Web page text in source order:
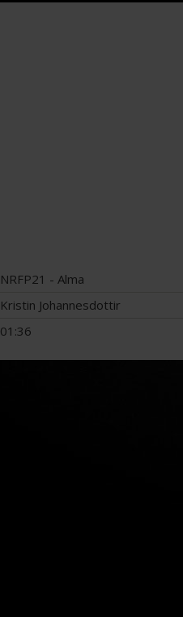
NRFP21 - Alma
Kristin Johannesdottir
01:36